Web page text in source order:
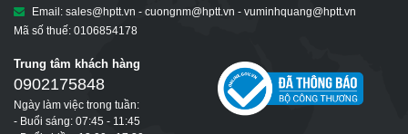
Email: sales@hptt.vn - cuongnm@hptt.vn - vuminhquang@hptt.vn
Mã số thuế: 0106854178
Trung tâm khách hàng
0902175848
Ngày làm việc trong tuần:
- Buổi sáng: 07:45 - 11:45